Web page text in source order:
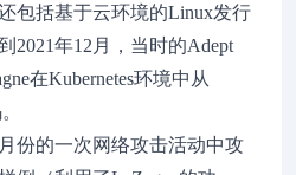
包括基于云环境的Linux发行
2021年12月，当时的Adept
在Kubernetes环境中从
份的一次网络攻击活动中攻